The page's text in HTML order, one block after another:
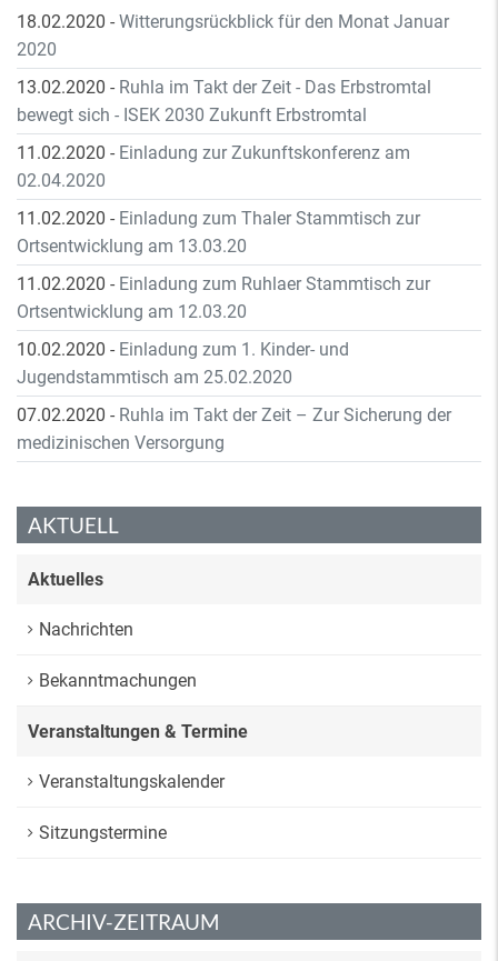
18.02.2020 - Witterungsrückblick für den Monat Januar
2020
13.02.2020 - Ruhla im Takt der Zeit - Das Erbstromtal
bewegt sich - ISEK 2030 Zukunft Erbstromtal
11.02.2020 - Einladung zur Zukunftskonferenz am
02.04.2020
11.02.2020 - Einladung zum Thaler Stammtisch zur
Ortsentwicklung am 13.03.20
11.02.2020 - Einladung zum Ruhlaer Stammtisch zur
Ortsentwicklung am 12.03.20
10.02.2020 - Einladung zum 1. Kinder- und
Jugendstammtisch am 25.02.2020
07.02.2020 - Ruhla im Takt der Zeit – Zur Sicherung der
medizinischen Versorgung
AKTUELL
Aktuelles
Nachrichten
Bekanntmachungen
Veranstaltungen & Termine
Veranstaltungskalender
Sitzungstermine
ARCHIV-ZEITRAUM